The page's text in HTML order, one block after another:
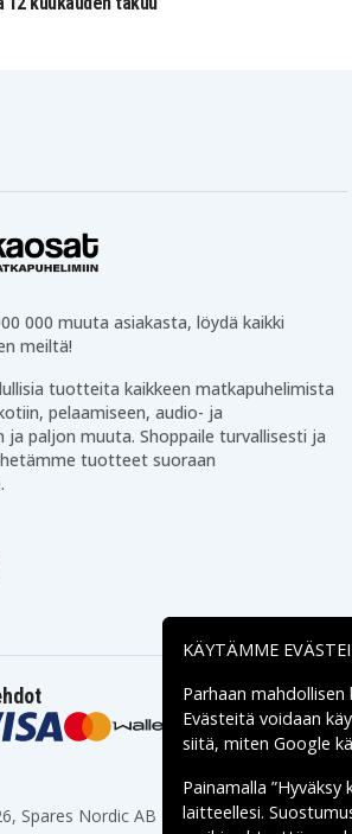
000 muuta asiakasta, löydä kaikki
meiltä!
tuotteita kaikkeen matkapuhelimista
pelaamiseen, audio- ja
ja paljon muuta. Shoppaile turvallisesti ja
tuotteet suoraan
Spares Nordic AB
KÄYTÄMME
Parhaan
Evästeitä voidaan
siitä, miten Google
Painamalla
laitteellesi.